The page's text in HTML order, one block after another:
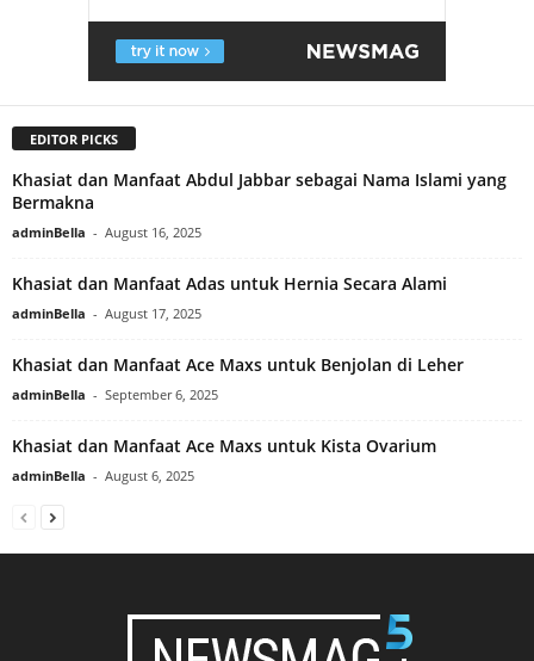
EDITOR PICKS
Khasiat dan Manfaat Abdul Jabbar sebagai Nama Islami yang
Bermakna
adminBella - August 16, 2025
Khasiat dan Manfaat Adas untuk Hernia Secara Alami
adminBella - August 17, 2025
Khasiat dan Manfaat Ace Maxs untuk Benjolan di Leher
adminBella - September 6, 2025
Khasiat dan Manfaat Ace Maxs untuk Kista Ovarium
adminBella - August 6, 2025